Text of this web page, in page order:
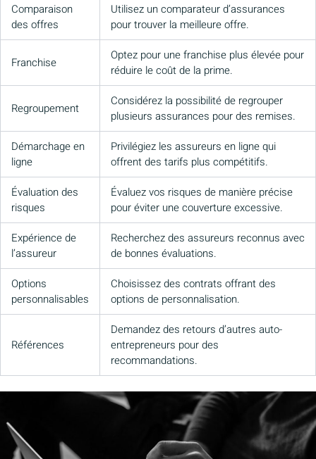
Comparaison
des offres
Utilisez un comparateur d’assurances
pour trouver la meilleure offre.
Franchise
Optez pour une franchise plus élevée pour
réduire le coût de la prime.
Regroupement
Considérez la possibilité de regrouper
plusieurs assurances pour des remises.
Démarchage en
ligne
Privilégiez les assureurs en ligne qui
offrent des tarifs plus compétitifs.
Évaluation des
risques
Évaluez vos risques de manière précise
pour éviter une couverture excessive.
Expérience de
l’assureur
Recherchez des assureurs reconnus avec
de bonnes évaluations.
Options
personnalisables
Choisissez des contrats offrant des
options de personnalisation.
Références
Demandez des retours d’autres auto-
entrepreneurs pour des
recommandations.